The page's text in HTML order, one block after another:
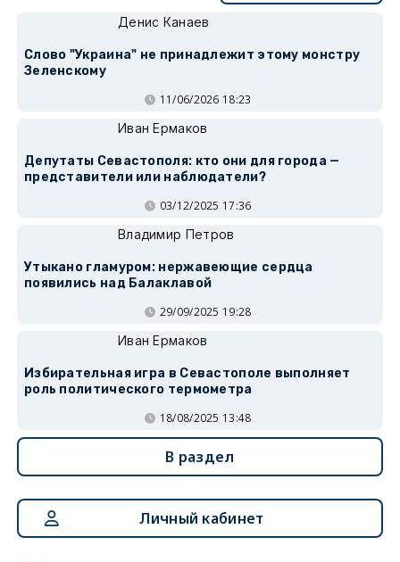
Денис Канаев
Слово "Украина" не принадлежит этому монстру
Зеленскому
11/06/2026 18:23
Иван Ермаков
Депутаты Севастополя: кто они для города —
представители или наблюдатели?
03/12/2025 17:36
Владимир Петров
Утыкано гламуром: нержавеющие сердца
появились над Балаклавой
29/09/2025 19:28
Иван Ермаков
Избирательная игра в Севастополе выполняет
роль политического термометра
18/08/2025 13:48
В раздел
Личный кабинет